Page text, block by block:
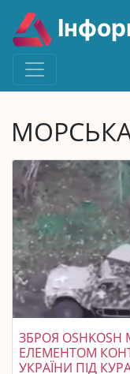
ЗБРОЯ
ЕЛЕМЕНТОМ
УКРАЇНИ ПІД